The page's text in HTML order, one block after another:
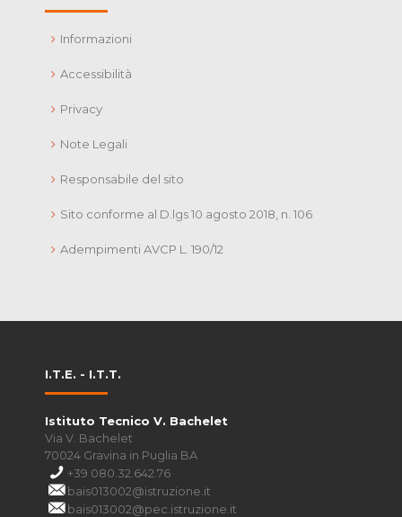
Informazioni
Accessibilità
Privacy
Note Legali
Responsabile del sito
Sito conforme al D.lgs 10 agosto 2018, n. 106
Adempimenti AVCP L. 190/12
I.T.E. - I.T.T.
Istituto Tecnico V. Bachelet
Via V. Bachelet
70024 Gravina in Puglia BA
+39 080.32.642.76
bais013002@istruzione.it
bais013002@pec.istruzione.it